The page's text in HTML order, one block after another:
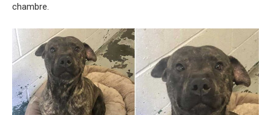
chambre.